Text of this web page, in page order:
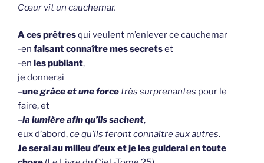
Cœur vit un cauchemar.
A ces prêtresqui veulent m’enlever ce cauchemar
-en faisant connaître mes secretset
-en les publiant,
je donnerai
–unegrâce et une forcetrès surprenantes pour le
faire, et
–la lumièreafin qu’ils sachent,
eux d’abord,ce qu’ils feront connaître aux autres.
Je serai au milieu d’eux et je les guiderai en toute